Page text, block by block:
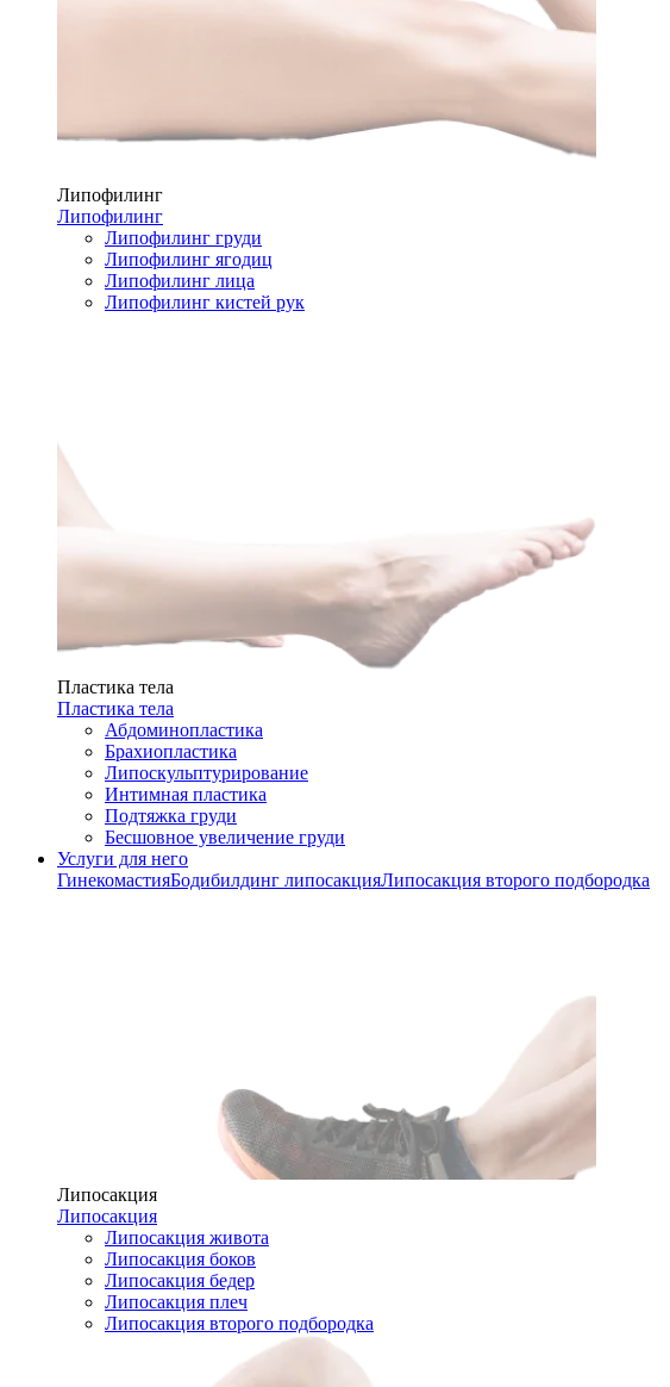
Липофилинг
Липофилинг
Липофилинг груди
Липофилинг ягодиц
Липофилинг лица
Липофилинг кистей рук
Пластика тела
Пластика тела
Абдоминопластика
Брахиопластика
Липоскульптурирование
Интимная пластика
Подтяжка груди
Бесшовное увеличение груди
Услуги для него
ГинекомастияБодибилдинг липосакцияЛипосакция второго подбородка
Липосакция
Липосакция
Липосакция живота
Липосакция боков
Липосакция бедер
Липосакция плеч
Липосакция второго подбородка